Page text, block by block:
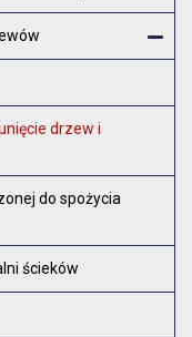
drzew i
do spożycia
ścieków